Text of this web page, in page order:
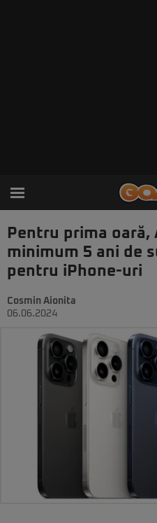
Pentru prima
minimum 5 ani de
pentru iPhone-uri
Cosmin Aionita
06.06.2024